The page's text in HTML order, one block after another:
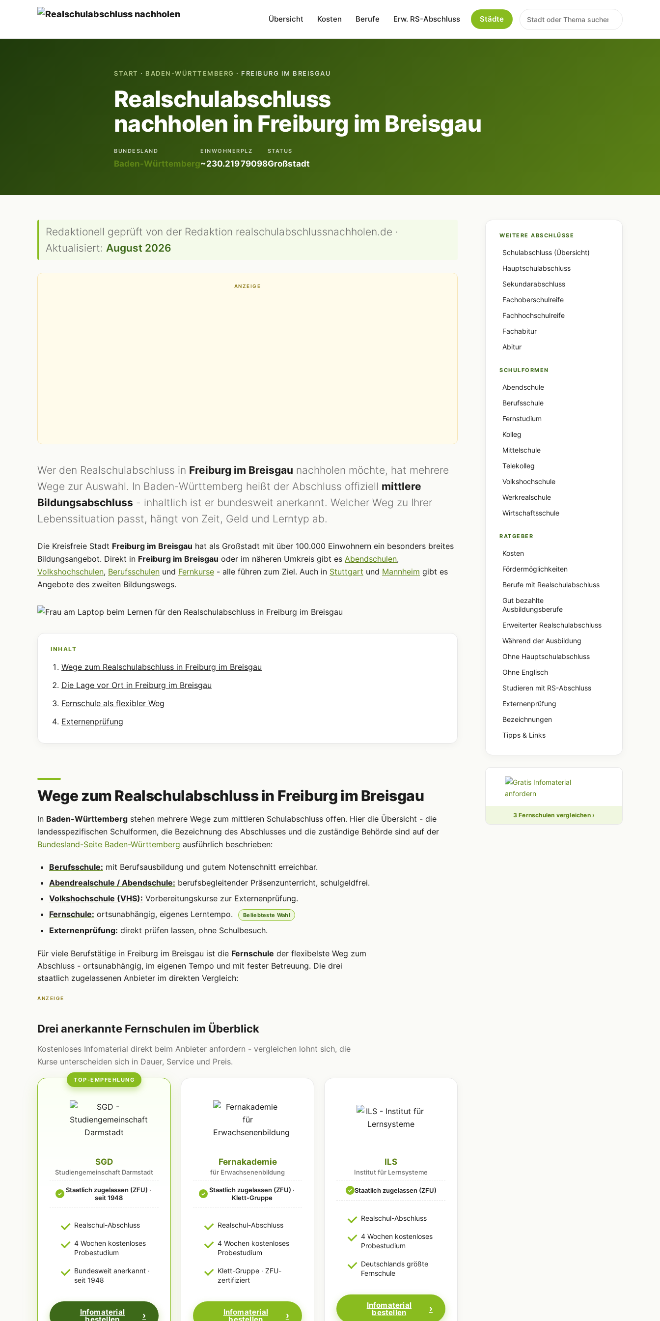
Übersicht Kosten Berufe Erw. RS-Abschluss Städte
START · BADEN-WÜRTTEMBERG · FREIBURG IM BREISGAU
Realschulabschluss
nachholen in Freiburg im Breisgau
BUNDESLAND
Baden-Württemberg
EINWOHNER
~230.219
PLZ
79098
STATUS
Großstadt
Redaktionell geprüft von der Redaktion realschulabschlussnachholen.de ·
Aktualisiert: August 2026
ANZEIGE
Wer den Realschulabschluss in Freiburg im Breisgau nachholen möchte, hat mehrere
Wege zur Auswahl. In Baden-Württemberg heißt der Abschluss offiziell mittlere
Bildungsabschluss - inhaltlich ist er bundesweit anerkannt. Welcher Weg zu Ihrer
Lebenssituation passt, hängt von Zeit, Geld und Lerntyp ab.
Die Kreisfreie Stadt Freiburg im Breisgau hat als Großstadt mit über 100.000 Einwohnern ein besonders breites
Bildungsangebot. Direkt in Freiburg im Breisgau oder im näheren Umkreis gibt es Abendschulen,
Volkshochschulen, Berufsschulen und Fernkurse - alle führen zum Ziel. Auch in Stuttgart und Mannheim gibt es
Angebote des zweiten Bildungswegs.
INHALT
Wege zum Realschulabschluss in Freiburg im Breisgau
Die Lage vor Ort in Freiburg im Breisgau
Fernschule als flexibler Weg
Externenprüfung
Wege zum Realschulabschluss in Freiburg im Breisgau
In Baden-Württemberg stehen mehrere Wege zum mittleren Schulabschluss offen. Hier die Übersicht - die
landesspezifischen Schulformen, die Bezeichnung des Abschlusses und die zuständige Behörde sind auf der
Bundesland-Seite Baden-Württemberg ausführlich beschrieben:
Berufsschule: mit Berufsausbildung und gutem Notenschnitt erreichbar.
Abendrealschule / Abendschule: berufsbegleitender Präsenzunterricht, schulgeldfrei.
Volkshochschule (VHS): Vorbereitungskurse zur Externenprüfung.
Fernschule: ortsunabhängig, eigenes Lerntempo. Beliebteste Wahl
Externenprüfung: direkt prüfen lassen, ohne Schulbesuch.
Für viele Berufstätige in Freiburg im Breisgau ist die Fernschule der flexibelste Weg zum
Abschluss - ortsunabhängig, im eigenen Tempo und mit fester Betreuung. Die drei
staatlich zugelassenen Anbieter im direkten Vergleich:
ANZEIGE
Drei anerkannte Fernschulen im Überblick
Kostenloses Infomaterial direkt beim Anbieter anfordern - vergleichen lohnt sich, die
Kurse unterscheiden sich in Dauer, Service und Preis.
TOP-EMPFEHLUNG
SGD
Studiengemeinschaft Darmstadt
✓ Staatlich zugelassen (ZFU) ·
seit 1948
Realschul-Abschluss
4 Wochen kostenloses
Probestudium
Bundesweit anerkannt ·
seit 1948
Infomaterial
bestellen
Fernakademie
für Erwachsenenbildung
✓ Staatlich zugelassen (ZFU) ·
Klett-Gruppe
Realschul-Abschluss
4 Wochen kostenloses
Probestudium
Klett-Gruppe · ZFU-
zertifiziert
Infomaterial
bestellen
ILS
Institut für Lernsysteme
✓ Staatlich zugelassen (ZFU)
Realschul-Abschluss
4 Wochen kostenloses
Probestudium
Deutschlands größte
Fernschule
Infomaterial
bestellen
WEITERE ABSCHLÜSSE
Schulabschluss (Übersicht)
Hauptschulabschluss
Sekundarabschluss
Fachoberschulreife
Fachhochschulreife
Fachabitur
Abitur
SCHULFORMEN
Abendschule
Berufsschule
Fernstudium
Kolleg
Mittelschule
Telekolleg
Volkshochschule
Werkrealschule
Wirtschaftsschule
RATGEBER
Kosten
Fördermöglichkeiten
Berufe mit Realschulabschluss
Gut bezahlte
Ausbildungsberufe
Erweiterter Realschulabschluss
Während der Ausbildung
Ohne Hauptschulabschluss
Ohne Englisch
Studieren mit RS-Abschluss
Externenprüfung
Bezeichnungen
Tipps & Links
3 Fernschulen vergleichen ›